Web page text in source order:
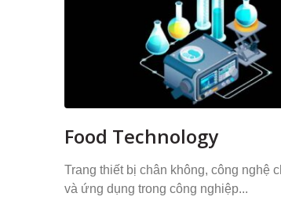
Food Technology
Trang thiết bị chân không, công nghệ
và ứng dụng trong công nghiệp...